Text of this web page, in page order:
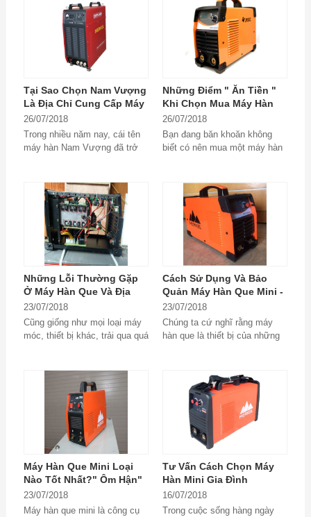
Tại Sao Chọn Nam Vượng
Là Địa Chỉ Cung Cấp Máy
Hàn Mini Cũ Uy Tín?
26/07/2018
Trong nhiều năm nay, cái tên
máy hàn Nam Vượng đã trở
Những Điểm " Ăn Tiền "
Khi Chọn Mua Máy Hàn
Mini Cũ
26/07/2018
Bạn đang băn khoăn không
biết có nên mua một máy hàn
Những Lỗi Thường Gặp
Ở Máy Hàn Que Và Địa
Chỉ Sửa Chữa Máy Hàn
Que Tin Cậy
23/07/2018
Cũng giống như mọi loại máy
móc, thiết bị khác, trải qua quá
Cách Sử Dụng Và Bảo
Quản Máy Hàn Que Mini -
Bí Kíp Của Thợ Lành
Nghề
23/07/2018
Chúng ta cứ nghĩ rằng máy
hàn que là thiết bị của những
Máy Hàn Que Mini Loại
Nào Tốt Nhất?" Ôm Hận"
Vì Không Biết Điều Này
Sớm Hơn
23/07/2018
Máy hàn que mini là công cụ
Tư Vấn Cách Chọn Máy
Hàn Mini Gia Đình
16/07/2018
Trong cuộc sống hàng ngày